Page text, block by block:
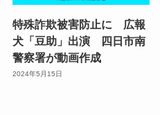
特殊詐欺被害防止に 広報
犬「豆助」出演 四日市南
警察署が動画作成
2024年5月15日